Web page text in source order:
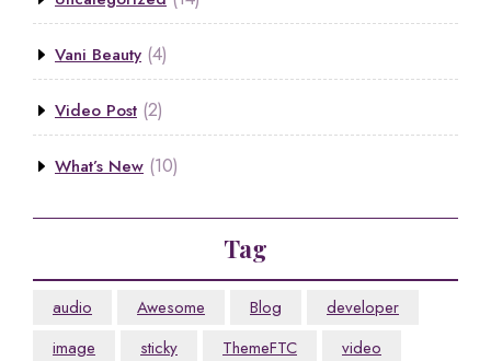
Vani Beauty (4)
Video Post (2)
What’s New (10)
Tag
audio Awesome Blog
developer
image
sticky ThemeFTC
video